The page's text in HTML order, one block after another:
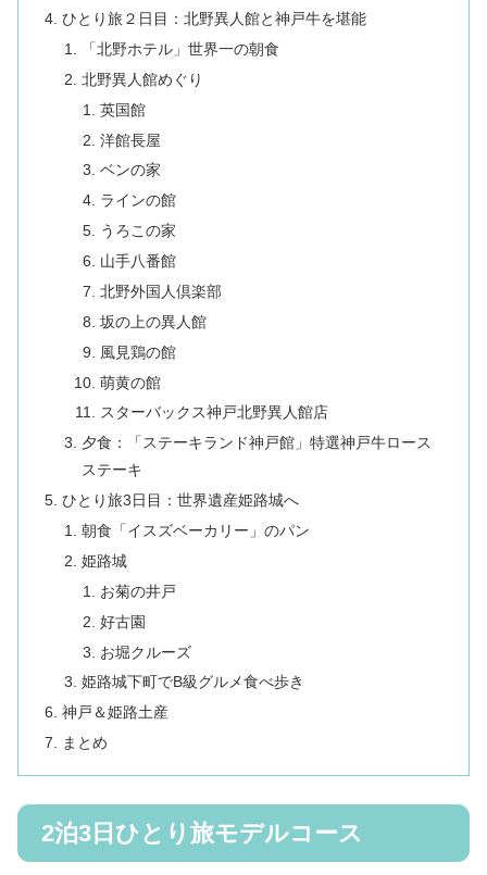
ひとり旅２日目：北野異人館と神戸牛を堪能
「北野ホテル」世界一の朝食
北野異人館めぐり
英国館
洋館長屋
ベンの家
ラインの館
うろこの家
山手八番館
北野外国人倶楽部
坂の上の異人館
風見鶏の館
萌黄の館
スターバックス神戸北野異人館店
夕食：「ステーキランド神戸館」特選神戸牛ロース
ステーキ
ひとり旅3日目：世界遺産姫路城へ
朝食「イスズベーカリー」のパン
姫路城
お菊の井戸
好古園
お堀クルーズ
姫路城下町でB級グルメ食べ歩き
神戸＆姫路土産
まとめ
2泊3日ひとり旅モデルコース